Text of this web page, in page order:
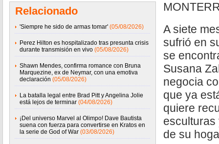
Relacionado
'Siempre he sido de armas tomar' (05/08/2026)
Perez Hilton es hospitalizado tras presunta crisis
durante transmisión en vivo (05/08/2026)
Shawn Mendes, confirma romance con Bruna
Marquezine, ex de Neymar, con una emotiva
declaración (05/08/2026)
La batalla legal entre Brad Pitt y Angelina Jolie
está lejos de terminar (04/08/2026)
¡Del universo Marvel al Olimpo! Dave Bautista
suena con fuerza para convertirse en Kratos en
la serie de God of War (03/08/2026)
A siete
sufrió en
se
Susana
negocia
que ya
quiere
esculturas
de su